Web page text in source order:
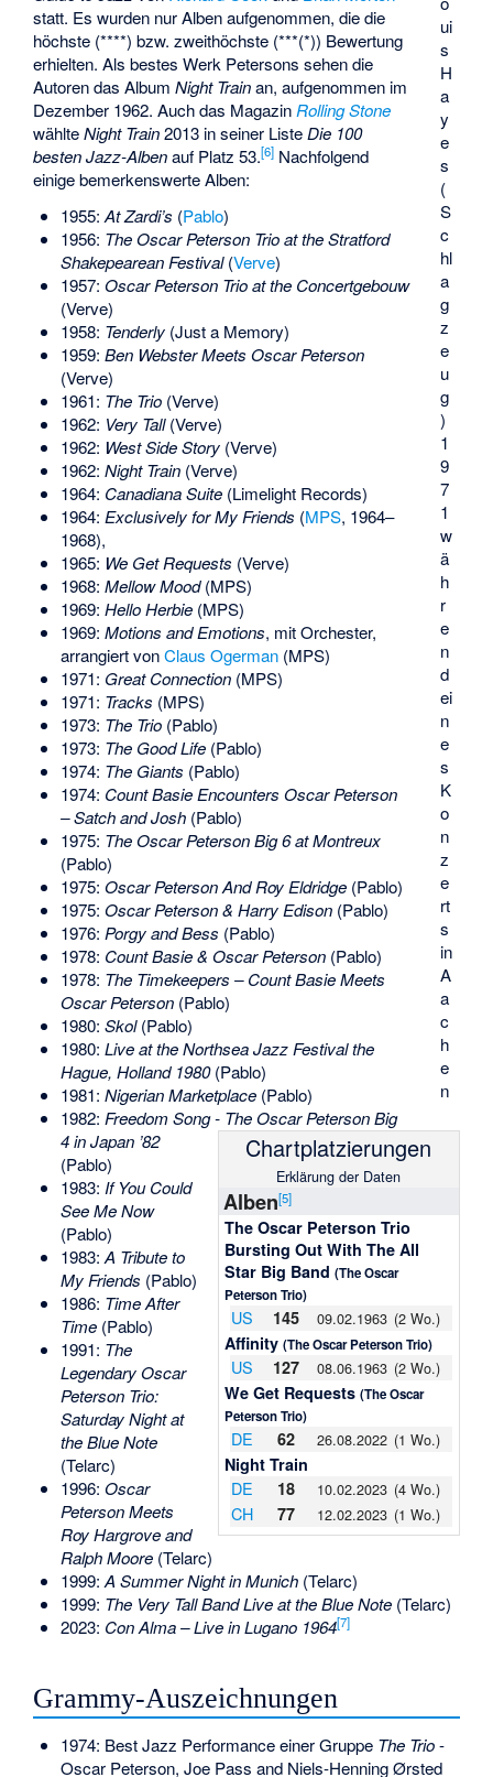
ui
s
H
a
y
e
s
(
S
c
hl
a
g
z
e
u
g
)
1
9
7
1
w
ä
h
r
e
n
d
ei
n
e
s
K
o
n
z
e
rt
s
in
A
a
c
h
e
n
Chart­plat­zie­rungen
Erklärung der Daten
Alben[5]
The Oscar Peterson Trio
Bursting Out With The All
Star Big Band(The Oscar
Peterson Trio)
US 145 09.02.1963 (2 Wo.)
Affinity(The Oscar Peterson Trio)
US 127 08.06.1963 (2 Wo.)
We Get Requests(The Oscar
Peterson Trio)
DE 62 26.08.2022 (1 Wo.)
Night Train
DE 18 10.02.2023 (4 Wo.)
CH 77 12.02.2023 (1 Wo.)
statt. Es wurden nur Alben aufgenommen, die die
höchste (****) bzw. zweithöchste (***(*)) Bewertung
erhielten. Als bestes Werk Petersons sehen die
Autoren das AlbumNight Trainan, aufgenommen im
Dezember 1962. Auch das Magazin Rolling Stone
wählteNight Train2013 in seiner ListeDie 100
besten Jazz-Albenauf Platz 53.[6] Nachfolgend
einige bemerkenswerte Alben:
1955: At Zardi’s (Pablo)
1956: The Oscar Peterson Trio at the Stratford
Shakepearean Festival(Verve)
1957: Oscar Peterson Trio at the Concertgebouw
(Verve)
1958: Tenderly(Just a Memory)
1959: Ben Webster Meets Oscar Peterson
(Verve)
1961: The Trio(Verve)
1962: Very Tall(Verve)
1962: West Side Story(Verve)
1962: Night Train(Verve)
1964: Canadiana Suite(Limelight Records)
1964: Exclusively for My Friends (MPS, 1964–
1968),
1965: We Get Requests (Verve)
1968: Mellow Mood(MPS)
1969: Hello Herbie(MPS)
1969: Motions and Emotions, mit Orchester,
arrangiert vonClaus Ogerman(MPS)
1971: Great Connection(MPS)
1971: Tracks (MPS)
1973: The Trio(Pablo)
1973: The Good Life(Pablo)
1974: The Giants (Pablo)
1974: Count Basie Encounters Oscar Peterson
– Satch and Josh(Pablo)
1975: The Oscar Peterson Big 6 at Montreux
(Pablo)
1975: Oscar Peterson And Roy Eldridge(Pablo)
1975: Oscar Peterson & Harry Edison(Pablo)
1976: Porgy and Bess (Pablo)
1978: Count Basie & Oscar Peterson(Pablo)
1978: The Timekeepers – Count Basie Meets
Oscar Peterson(Pablo)
1980: Skol(Pablo)
1980: Live at the Northsea Jazz Festival the
Hague, Holland 1980(Pablo)
1981: Nigerian Marketplace(Pablo)
1982: Freedom Song - The Oscar Peterson Big
4 in Japan ’82
(Pablo)
1983: If You Could
See Me Now
(Pablo)
1983: A Tribute to
My Friends (Pablo)
1986: Time After
Time(Pablo)
1991: The
Legendary Oscar
Peterson Trio:
Saturday Night at
the Blue Note
(Telarc)
1996: Oscar
Peterson Meets
Roy Hargrove and
Ralph Moore(Telarc)
1999: A Summer Night in Munich(Telarc)
1999: The Very Tall Band Live at the Blue Note(Telarc)
2023: Con Alma – Live in Lugano 1964[7]
Grammy-Auszeichnungen
1974: Best Jazz Performance einer Gruppe The Trio-
Oscar Peterson, Joe Pass and Niels-Henning Ørsted